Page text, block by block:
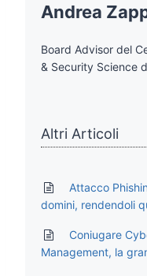
Andrea
Board Advisor del
& Security Science
Altri Articoli
Attacco
domini, rendendoli
Coniugare
Management, la